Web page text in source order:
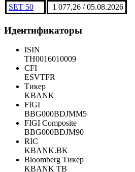
Акция входит в индекс
Название
Значение/Дата
Идентификаторы
ISIN
TH0016010009
CFI
ESVTFR
Тикер
KBANK
FIGI
BBG000BDJMM5
FIGI Composite
BBG000BDJM90